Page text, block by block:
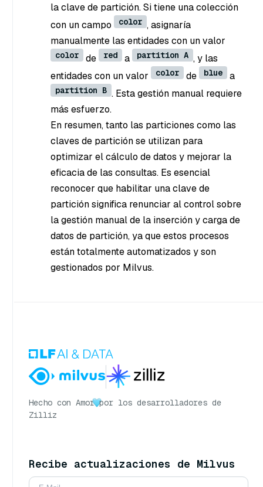
la clave de partición. Si tiene una colección
con un campo
color , asignaría
manualmente las entidades con un valor
color de red a partition A , y las
entidades con un valor
color de blue a
partition B . Esta gestión manual requiere
más esfuerzo.
En resumen, tanto las particiones como las
claves de partición se utilizan para
optimizar el cálculo de datos y mejorar la
eficacia de las consultas. Es esencial
reconocer que habilitar una clave de
partición significa renunciar al control sobre
la gestión manual de la inserción y carga de
datos de partición, ya que estos procesos
están totalmente automatizados y son
gestionados por Milvus.
Hecho con Amor por los desarrolladores de
Zilliz
Recibe actualizaciones de Milvus